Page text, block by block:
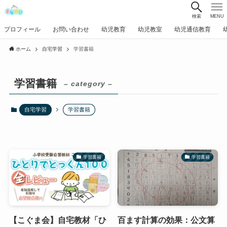
検索 MENU
プロフィール お問い合わせ 幼児教育 幼児教室 幼児通信教育
ホーム 自宅学習 学習書籍
学習書籍 – category –
自宅学習 学習書籍
学習書籍
【こぐま会】自宅教材「ひ
学習書籍
百ます計算の効果：公文算